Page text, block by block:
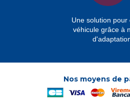
Une solution pour
véhicule grâce à
Nos moyens de